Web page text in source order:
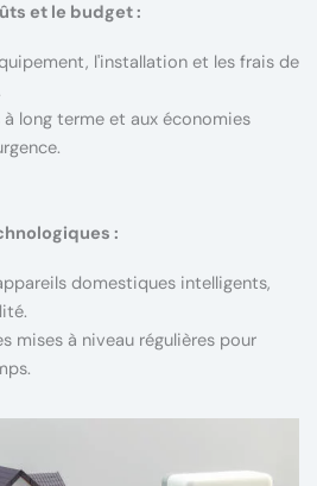
et le budget :
l'installation et les frais de
à long terme et aux économies
:
domestiques intelligents,
mises à niveau régulières pour